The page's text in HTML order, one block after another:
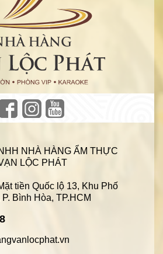
NHÀ HÀNG ẨM THỰC
LỘC PHÁT
tiền Quốc lộ 13, Khu Phố
P. Bình Hòa, TP.HCM